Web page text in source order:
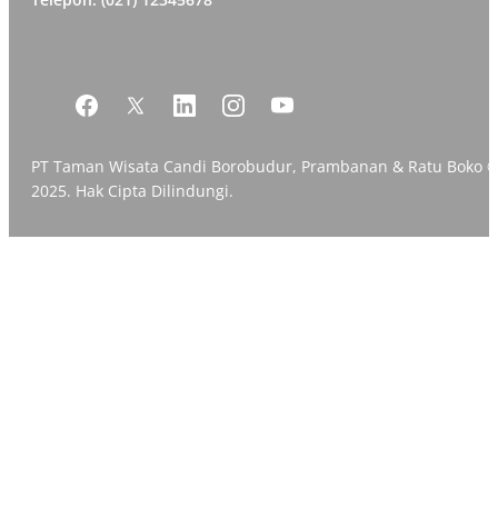
PT Taman Wisata Candi Borobudur, Prambanan & Ratu Boko
2025. Hak Cipta Dilindungi.